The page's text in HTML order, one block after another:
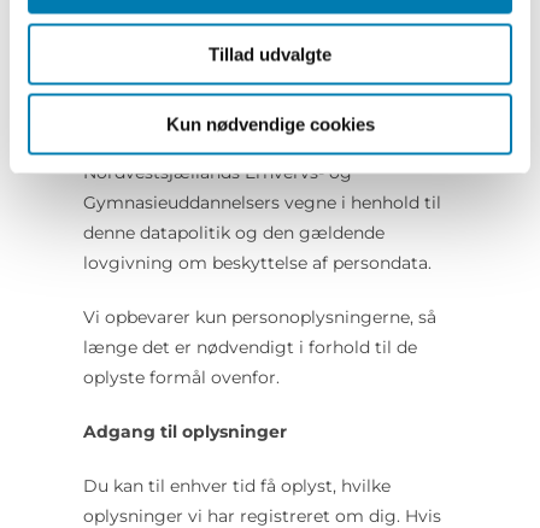
Tillad udvalgte
Kun nødvendige cookies
intern server hos Nordvestsjællands
Erhvervs- og Gymnasieuddannelser. Nogle
personoplysninger administreres af en
og behandler personoplysninger på
Nordvestsjællands Erhvervs- og
Gymnasieuddannelsers vegne i henhold til
denne datapolitik og den gældende
lovgivning om beskyttelse af persondata.
Vi opbevarer kun personoplysningerne, så
længe det er nødvendigt i forhold til de
oplyste formål ovenfor.
Adgang til oplysninger
Du kan til enhver tid få oplyst, hvilke
oplysninger vi har registreret om dig. Hvis